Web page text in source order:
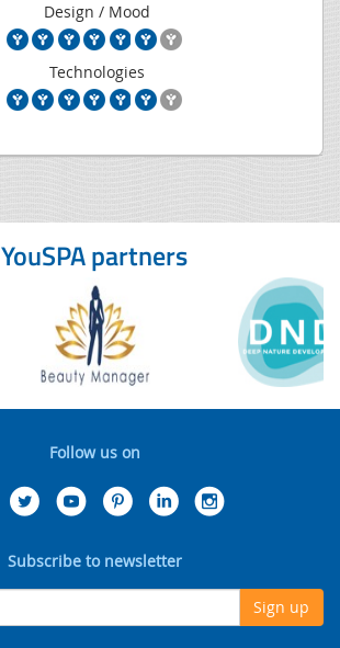
Design / Mood
Technologies
YouSPA partners
Follow us on
Subscribe to newsletter
Sign up